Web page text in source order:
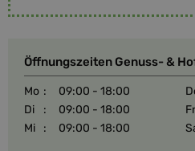
Öffnungszeiten Genuss- &
Mo :
09:00 - 18:00
Di
:
09:00 - 18:00
Mi
: 09:00 - 18:00
Fr